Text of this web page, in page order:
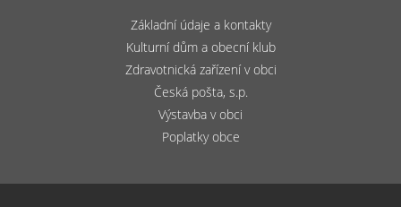
Základní údaje a kontakty
Kulturní dům a obecní klub
Zdravotnická zařízení v obci
Česká pošta, s.p.
Výstavba v obci
Poplatky obce